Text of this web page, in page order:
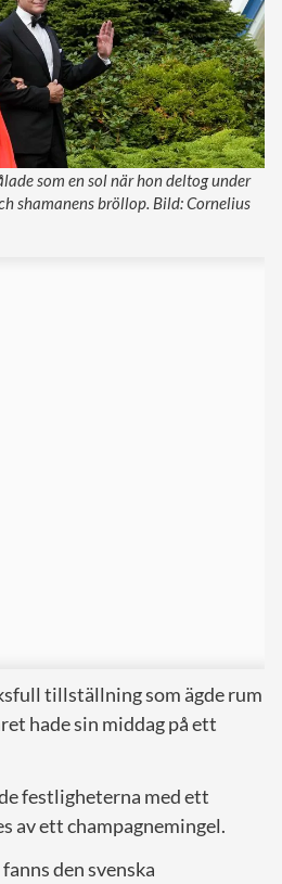
som en sol när hon deltog under
shamanens bröllop. Bild: Cornelius
tillställning som ägde rum
hade sin middag på ett
festligheterna med ett
av ett champagnemingel.
den svenska